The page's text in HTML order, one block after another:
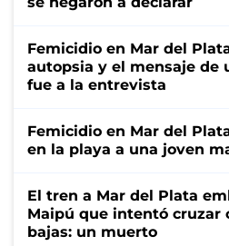
Femicidio en Mar del
autopsia y el mensaje de
fue a la entrevista
Femicidio en Mar del
en la playa a una joven
El tren a Mar del Plata
Maipú que intentó cruzar
bajas: un muerto